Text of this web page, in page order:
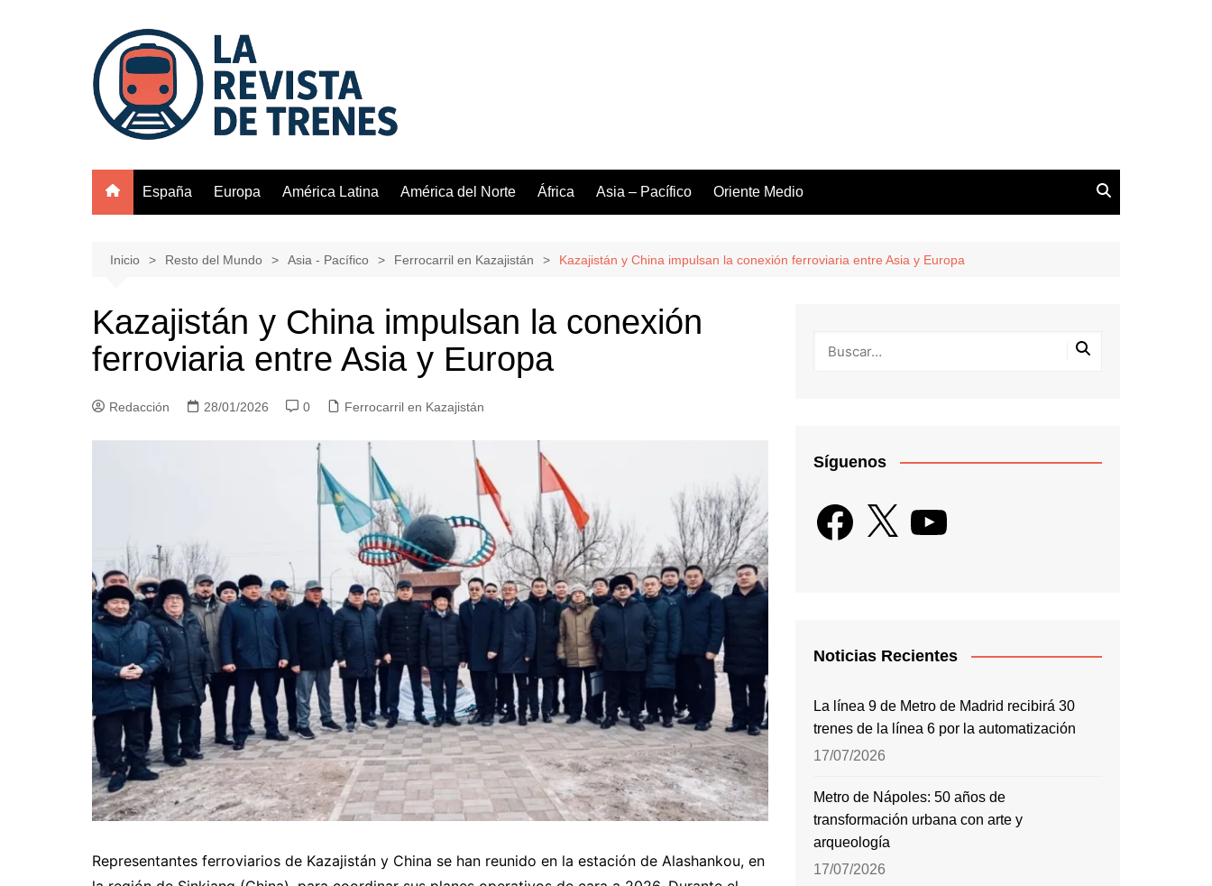
España Europa América Latina América del Norte África Asia – Pacífico Oriente Medio
Inicio Resto del Mundo Asia - Pacífico Ferrocarril en Kazajistán Kazajistán y China impulsan la conexión ferroviaria entre Asia y Europa
Kazajistán y China impulsan la conexión
ferroviaria entre Asia y Europa
Redacción 28/01/2026 0 Ferrocarril en Kazajistán
Representantes ferroviarios de Kazajistán y China se han reunido en la estación de Alashankou, en
Síguenos
Facebook
X YouTube
Noticias Recientes
La línea 9 de Metro de Madrid recibirá 30
trenes de la línea 6 por la automatización
17/07/2026
Metro de Nápoles: 50 años de
transformación urbana con arte y
arqueología
17/07/2026